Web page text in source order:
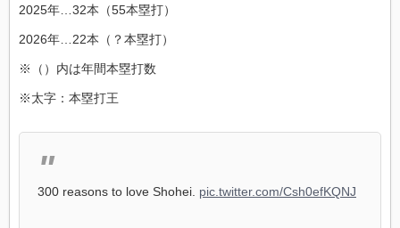
2025年…32本（55本塁打）
2026年…22本（？本塁打）
※（）内は年間本塁打数
※太字：本塁打王
300 reasons to love Shohei. pic.twitter.com/Csh0efKQNJ